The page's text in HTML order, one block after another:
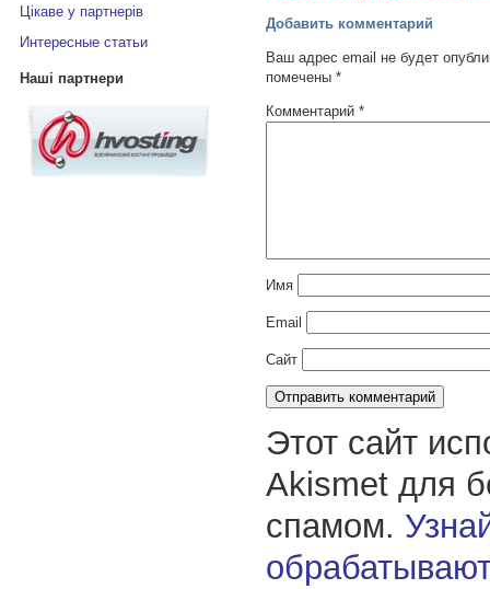
Цікаве у партнерів
Интересные статьи
Наші партнери
Добавить комментарий
Ваш адрес email не будет
помечены *
Комментарий *
Имя
Email
Сайт
Этот сайт
Akismet для
спамом.